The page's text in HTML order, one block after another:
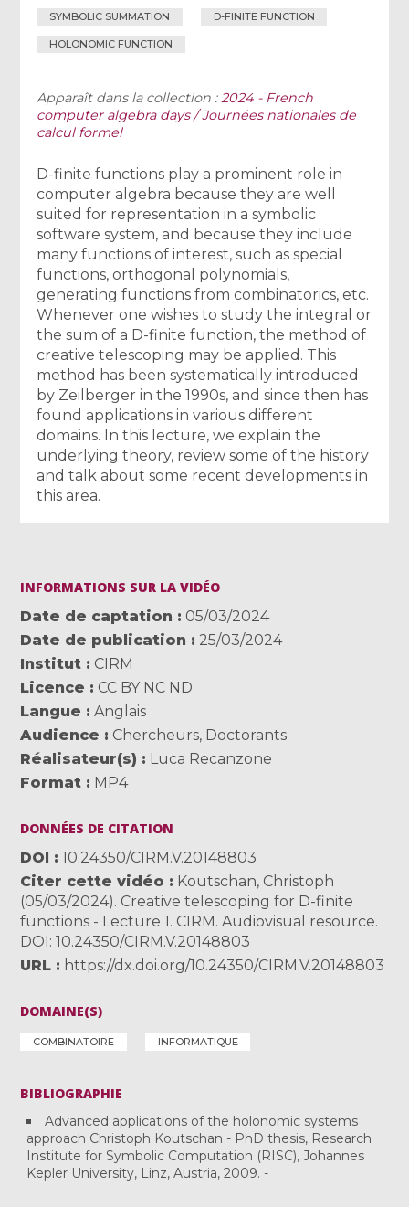
SYMBOLIC SUMMATION D-FINITE FUNCTION
HOLONOMIC FUNCTION
Apparaît dans la collection :2024 - French
computer algebra days / Journées nationales de
calcul formel
D-finite functions play a prominent role in
computer algebra because they are well
suited for representation in a symbolic
software system, and because they include
many functions of interest, such as special
functions, orthogonal polynomials,
generating functions from combinatorics, etc.
Whenever one wishes to study the integral or
the sum of a D-finite function, the method of
creative telescoping may be applied. This
method has been systematically introduced
by Zeilberger in the 1990s, and since then has
found applications in various different
domains. In this lecture, we explain the
underlying theory, review some of the history
and talk about some recent developments in
this area.
INFORMATIONS SUR LA VIDÉO
Date de captation
05/03/2024
Date de publication
25/03/2024
Institut
CIRM
Licence
CC BY NC ND
Langue
Anglais
Audience
Chercheurs, Doctorants
Réalisateur(s)
Luca Recanzone
Format
MP4
DONNÉES DE CITATION
DOI
10.24350/CIRM.V.20148803
Citer cette vidéo
Koutschan, Christoph
(05/03/2024). Creative telescoping for D-finite
functions - Lecture 1. CIRM. Audiovisual resource.
DOI: 10.24350/CIRM.V.20148803
URL
https://dx.doi.org/10.24350/CIRM.V.20148803
DOMAINE(S)
COMBINATOIRE INFORMATIQUE
BIBLIOGRAPHIE
Advanced applications of the holonomic systems
approach Christoph Koutschan - PhD thesis, Research
Institute for Symbolic Computation (RISC), Johannes
Kepler University, Linz, Austria, 2009. -